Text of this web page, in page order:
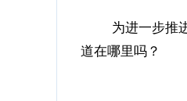
为进一步推进
道在哪里吗？